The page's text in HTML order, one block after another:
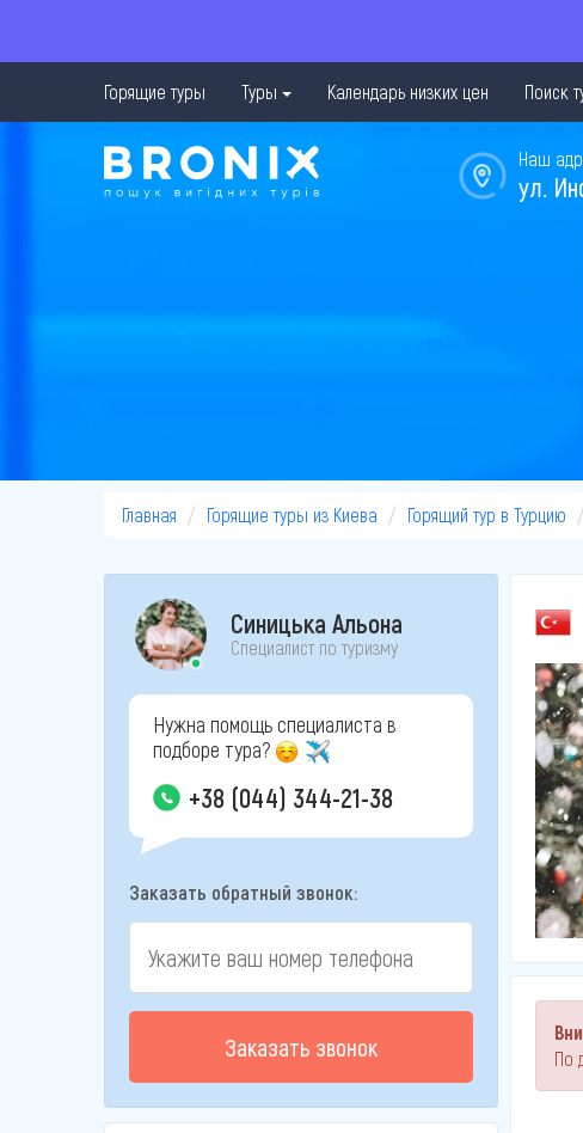
Горящие туры Туры Календарь низких цен Поиск
Наш
ул.
Главная Горящие туры из Киева Горящий тур в Турцию
Синицька Альона
Специалист по туризму
Нужна помощь специалиста в
подборе тура?
+38 (044) 344-21-38
Заказать обратный звонок:
Заказать звонок
По